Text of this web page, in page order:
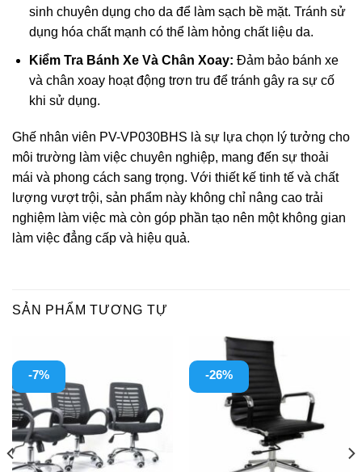
sinh chuyên dụng cho da để làm sạch bề mặt. Tránh sử
dụng hóa chất mạnh có thể làm hỏng chất liệu da.
Kiểm Tra Bánh Xe Và Chân Xoay: Đảm bảo bánh xe
và chân xoay hoạt động trơn tru để tránh gây ra sự cố
khi sử dụng.
Ghế nhân viên PV-VP030BHS là sự lựa chọn lý tưởng cho
môi trường làm việc chuyên nghiệp, mang đến sự thoải
mái và phong cách sang trọng. Với thiết kế tinh tế và chất
lượng vượt trội, sản phẩm này không chỉ nâng cao trải
nghiệm làm việc mà còn góp phần tạo nên một không gian
làm việc đẳng cấp và hiệu quả.
SẢN PHẨM TƯƠNG TỰ
-7% -26%